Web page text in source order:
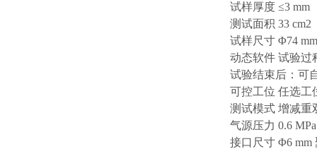
试样厚度 ≤3 mm
测试面积 33 cm2
试样尺寸 Φ74 mm
动态软件 试验过
试验结束后：可
可控工位 任选工
测试模式 增减重
气源压力 0.6 MPa
接口尺寸 Φ6 mm